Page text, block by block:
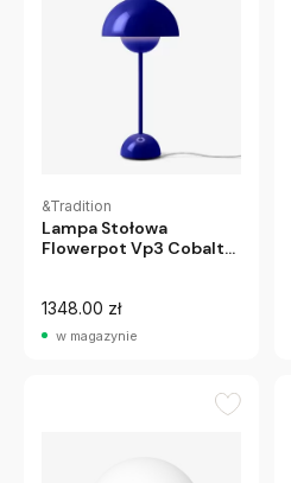
&Tradition
Lampa Stołowa
Flowerpot Vp3 Cobalt
1348.00 zł
w magazynie